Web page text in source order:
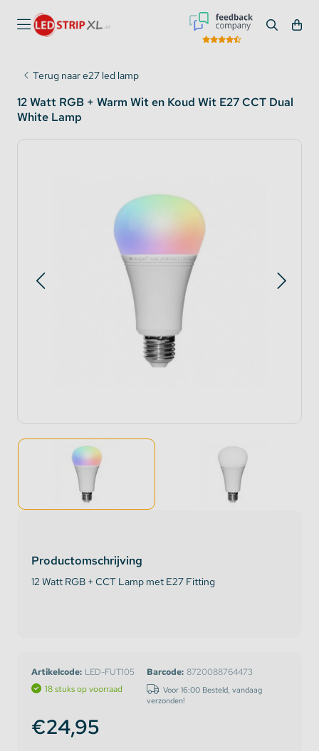
Terug naar e27 led lamp
12 Watt RGB + Warm Wit en Koud Wit E27 CCT Dual
White Lamp
Productomschrijving
12 Watt RGB + CCT Lamp met E27 Fitting
Artikelcode: LED-FUT105 Barcode: 8720088764473
18 stuks op voorraad
Voor 16:00 Besteld, vandaag
verzonden!
€24,95